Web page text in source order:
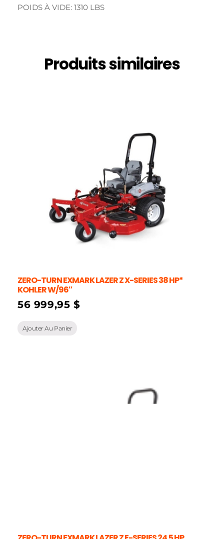
POIDS À VIDE: 1310 LBS
Produits similaires
ZERO-TURN EXMARK LAZER Z X-SERIES 38 HP*
KOHLER W/96″
56 999,95 $
Ajouter Au Panier